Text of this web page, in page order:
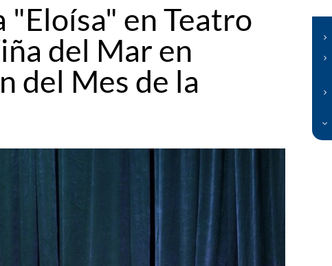
"Eloísa" en Teatro
del Mar en
del Mes de la